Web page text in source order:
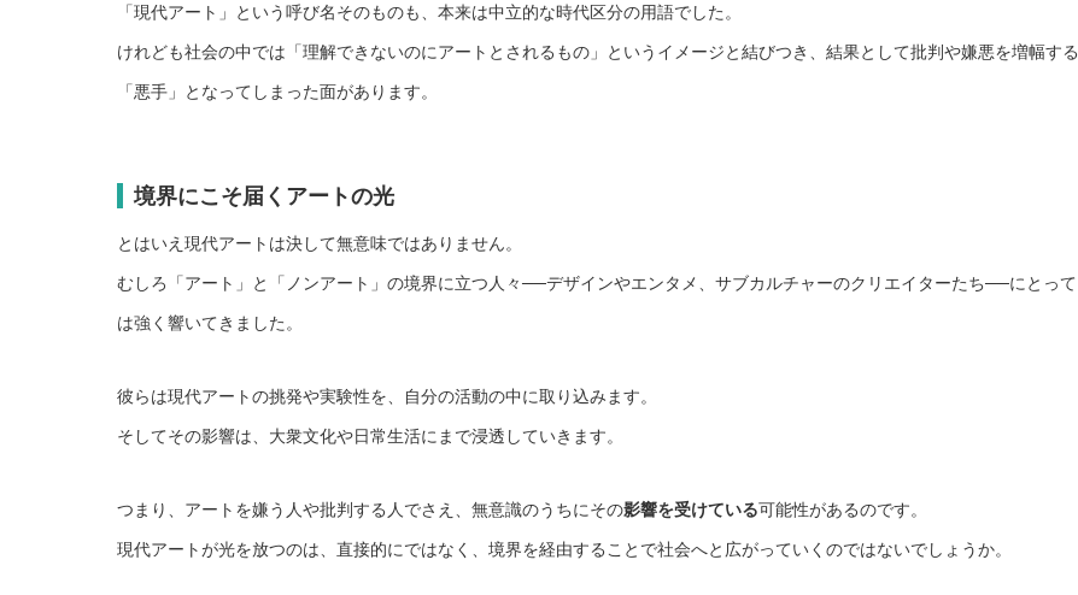
「現代アート」という呼び名そのものも、本来は中立的な時代区分の用語でした。
けれども社会の中では「理解できないのにアートとされるもの」というイメージと結びつき、結果として批判や嫌悪を増幅する
「悪手」となってしまった面があります。
境界にこそ届くアートの光
とはいえ現代アートは決して無意味ではありません。
むしろ「アート」と「ノンアート」の境界に立つ人々──デザインやエンタメ、サブカルチャーのクリエイターたち──にとって
は強く響いてきました。
彼らは現代アートの挑発や実験性を、自分の活動の中に取り込みます。
そしてその影響は、大衆文化や日常生活にまで浸透していきます。
つまり、アートを嫌う人や批判する人でさえ、無意識のうちにその影響を受けている可能性があるのです。
現代アートが光を放つのは、直接的にではなく、境界を経由することで社会へと広がっていくのではないでしょうか。